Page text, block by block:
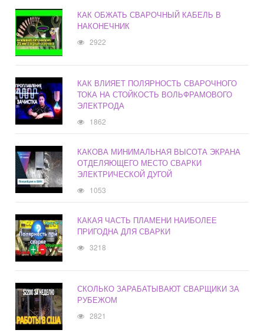
КАК ОБЖАТЬ СВАРОЧНЫЙ КАБЕЛЬ В
НАКОНЕЧНИК
2922
КАК ВЛИЯЕТ ПОЛЯРНОСТЬ СВАРОЧНОГО
ТОКА НА СТОЙКОСТЬ ВОЛЬФРАМОВОГО
ЭЛЕКТРОДА
1862
КАКОВА МИНИМАЛЬНАЯ ВЫСОТА ЭКРАНА
ОТДЕЛЯЮЩЕГО МЕСТО СВАРКИ
ЭЛЕКТРИЧЕСКОЙ ДУГОЙ
1053
КАКАЯ ЧАСТЬ ПЛАМЕНИ НАИБОЛЕЕ
ПРИГОДНА ДЛЯ СВАРКИ
3218
СКОЛЬКО ЗАРАБАТЫВАЮТ СВАРЩИКИ ЗА
РУБЕЖОМ
2821